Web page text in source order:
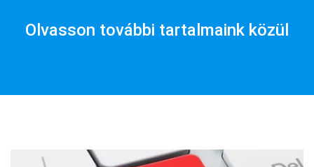
Olvasson további tartalmaink közül